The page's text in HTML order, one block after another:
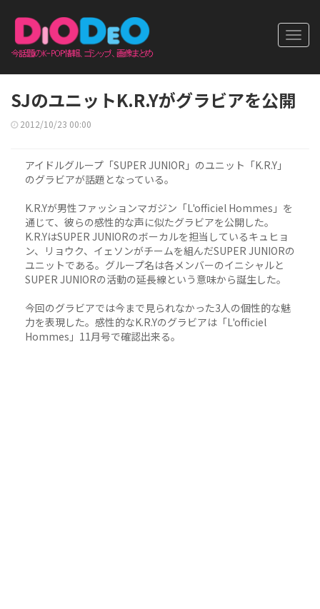
SJのユニットK.R.Yがグラビアを公開
2012/10/23 00:00
アイドルグループ「SUPER JUNIOR」のユニット「K.R.Y」
のグラビアが話題となっている。
K.R.Yが男性ファッションマガジン「L'officiel Hommes」を
通じて、彼らの感性的な声に似たグラビアを公開した。
K.R.YはSUPER JUNIORのボーカルを担当しているキュヒョ
ン、リョウク、イェソンがチームを組んだSUPER JUNIORの
ユニットである。グループ名は各メンバーのイニシャルと
SUPER JUNIORの活動の延長線という意味から誕生した。
今回のグラビアでは今まで見られなかった3人の個性的な魅
力を表現した。感性的なK.R.Yのグラビアは「L'officiel
Hommes」11月号で確認出来る。